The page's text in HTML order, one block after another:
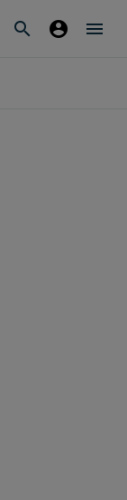
search account_circle menu